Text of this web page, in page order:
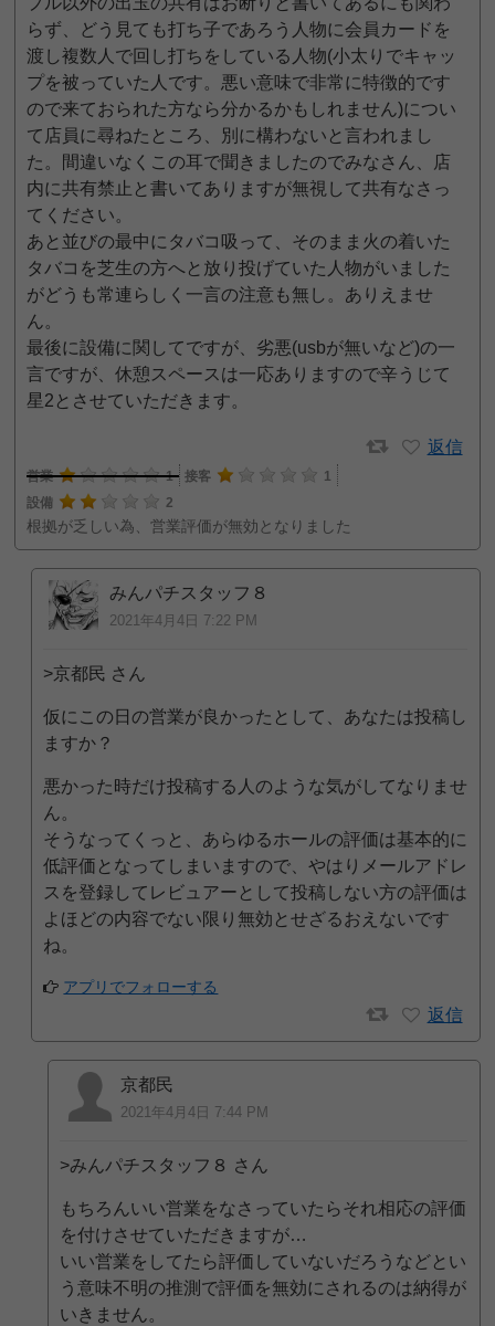
らず、どう見ても打ち子であろう人物に会員カードを
渡し複数人で回し打ちをしている人物(小太りでキャッ
プを被っていた人です。悪い意味で非常に特徴的です
ので来ておられた方なら分かるかもしれません)につい
て店員に尋ねたところ、別に構わないと言われまし
た。間違いなくこの耳で聞きましたのでみなさん、店
内に共有禁止と書いてありますが無視して共有なさっ
てください。
あと並びの最中にタバコ吸って、そのまま火の着いた
タバコを芝生の方へと放り投げていた人物がいました
がどうも常連らしく一言の注意も無し。ありえませ
ん。
最後に設備に関してですが、劣悪(usbが無いなど)の一
言ですが、休憩スペースは一応ありますので辛うじて
星2とさせていただきます。
返信
営業 1 接客
1
設備
2
根拠が乏しい為、営業評価が無効となりました
みんパチスタッフ８
2021年4月4日 7:22 PM
>京都民 さん
仮にこの日の営業が良かったとして、あなたは投稿し
ますか？
悪かった時だけ投稿する人のような気がしてなりませ
ん。
そうなってくっと、あらゆるホールの評価は基本的に
低評価となってしまいますので、やはりメールアドレ
スを登録してレビュアーとして投稿しない方の評価は
よほどの内容でない限り無効とせざるおえないです
ね。
アプリでフォローする
返信
京都民
2021年4月4日 7:44 PM
>みんパチスタッフ８ さん
もちろんいい営業をなさっていたらそれ相応の評価
を付けさせていただきますが…
いい営業をしてたら評価していないだろうなどとい
う意味不明の推測で評価を無効にされるのは納得が
いきません。